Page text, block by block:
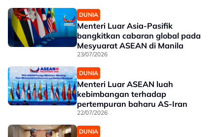
DUNIA
Menteri Luar Asia-Pasifik
bangkitkan cabaran global pada
Mesyuarat ASEAN di Manila
23/07/2026
DUNIA
Menteri Luar ASEAN luah
kebimbangan terhadap
pertempuran baharu AS-Iran
22/07/2026
DUNIA